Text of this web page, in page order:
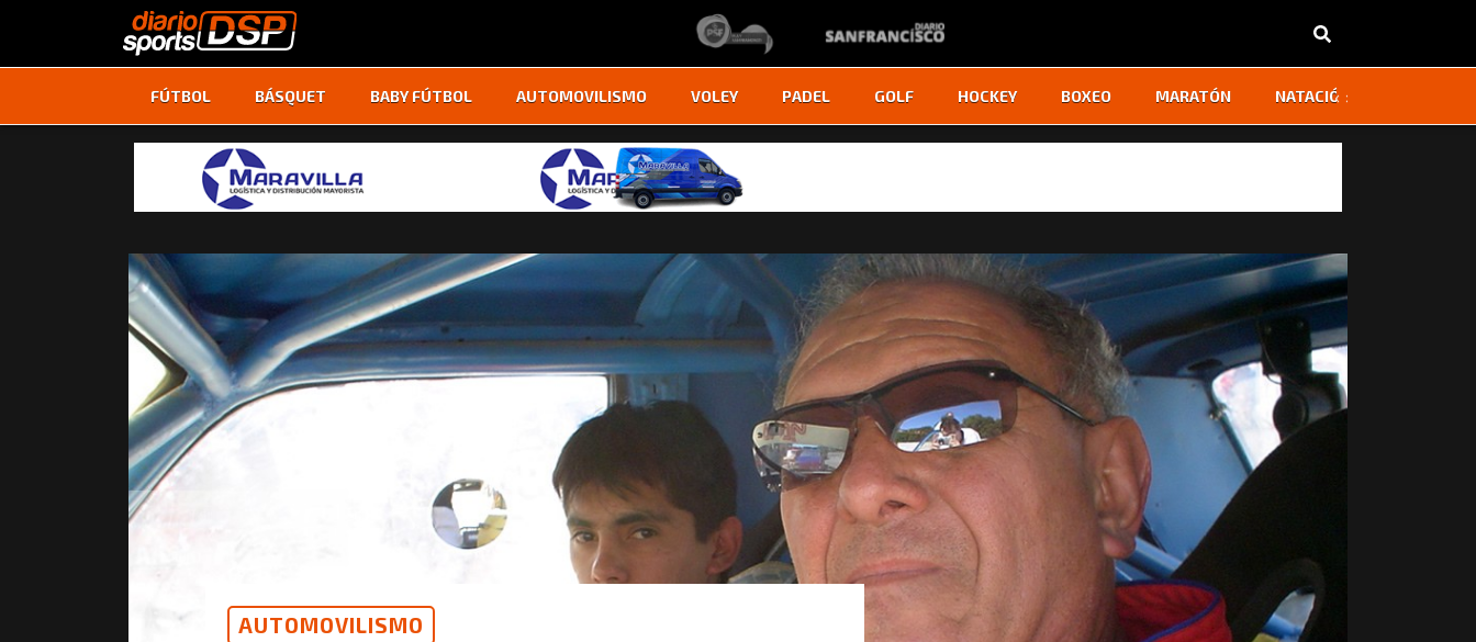
FÚTBOL BÁSQUET BABY FÚTBOL AUTOMOVILISMO VOLEY PADEL GOLF HOCKEY BOXEO MARATÓN NATACIÓN
‹ ›
AUTOMOVILISMO